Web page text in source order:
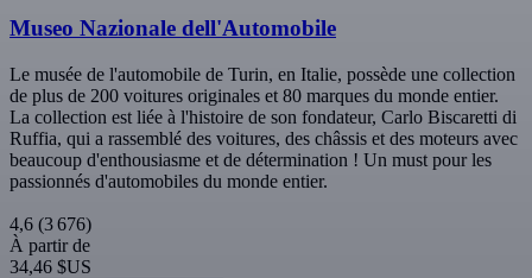
Museo Nazionale dell'Automobile
Le musée de l'automobile de Turin, en Italie, possède une collection
de plus de 200 voitures originales et 80 marques du monde entier.
La collection est liée à l'histoire de son fondateur, Carlo Biscaretti di
Ruffia, qui a rassemblé des voitures, des châssis et des moteurs avec
beaucoup d'enthousiasme et de détermination ! Un must pour les
passionnés d'automobiles du monde entier.
4,6 (3 676)
À partir de
34,46 $US